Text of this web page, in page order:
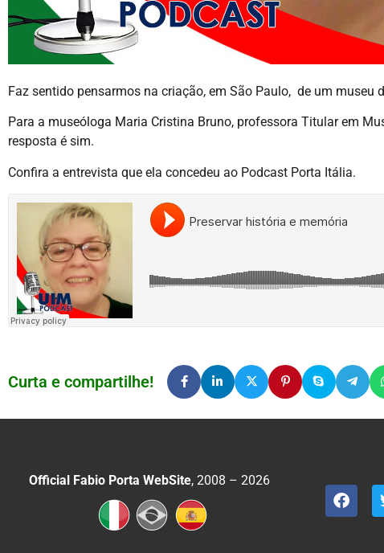
Faz sentido pensarmos na criação, em São Paulo, de um
Para a museóloga Maria Cristina Bruno, professora Titular em
resposta é sim.
Confira a entrevista que ela concedeu ao Podcast Porta Itália.
Curta e compartilhe!
Official Fabio Porta WebSite, 2008 – 2026